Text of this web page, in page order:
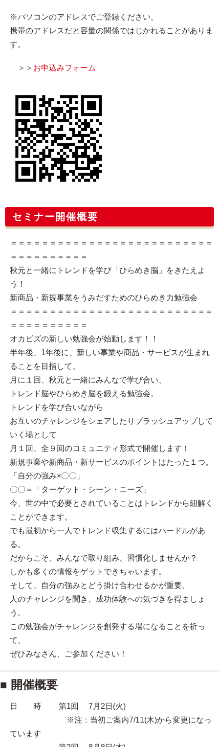
※パソコンのアドレスでご登録ください。
携帯のアドレスだと容量の関係ではじかれることがありま
す。
＞＞ お申込みフォーム
セミナー開催概要
＝＝＝＝＝＝＝＝＝＝＝＝＝＝＝＝＝＝＝＝＝＝＝＝＝＝
＝＝＝＝＝＝＝＝＝＝
秋元と一緒にトレンドを学び「ひらめき脳」をきたえよ
う！
新商品・新規事業をうみだすためのひらめき力勉強会
＝＝＝＝＝＝＝＝＝＝＝＝＝＝＝＝＝＝＝＝＝＝＝＝＝＝
＝＝＝＝＝＝＝＝＝＝
オカビズの新しい勉強会が始動します！！
半年後、1年後に、新しい事業や商品・サービスが生まれ
ることを目指して、
月に１回、秋元と一緒にみんなで学び合い、
トレンド脳やひらめき脳を鍛える勉強会。
トレンドを学び合いながら
お互いのチャレンジをシェアしたりブラッシュアップして
いく場として
月１回、全９回のコミュニティ形式で開催します！
新規事業や新商品・新サービスのポイントはたった１つ。
「自分の強み×〇〇」
〇〇＝「ターゲット・シーン・ニーズ」
今、世の中で必要とされていることはトレンドから紐解く
ことができます。
でも最初から一人でトレンド収集するにはハードルがあ
る。
だからこそ、みんなで取り組み、習慣化しませんか？
しかも多くの情報をゲットできちゃいます。
そして、自分の強みとどう掛け合わせるかが重要。
人のチャレンジを聞き、成功体験への気づきを得ましょ
う。
この勉強会がチャレンジを創発する場になることを祈っ
て、
ぜひみなさん、ご参加ください！
■ 開催概要
日 時 第1回 7月2日(火)
※注：当初ご案内7/11(木)から変更になっ
ています